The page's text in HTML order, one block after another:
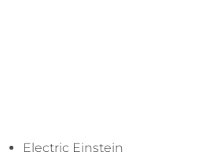
Electric Einstein